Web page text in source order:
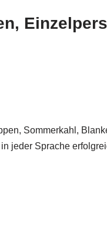
Sommerkahl,
jeder Sprache